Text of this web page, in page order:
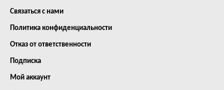
Связаться с нами
Политика конфиденциальности
Отказ от ответственности
Подписка
Мой аккаунт